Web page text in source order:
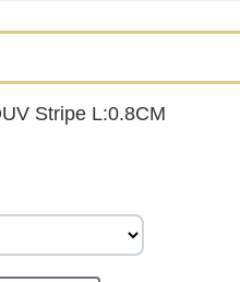
Stripe L:0.8CM